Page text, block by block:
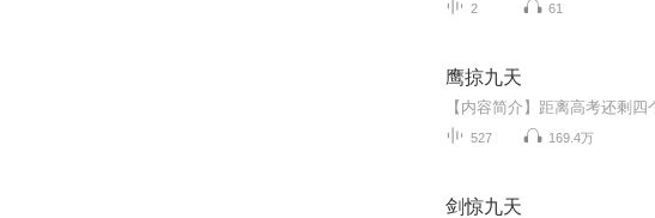
2 61
鹰掠九天
527 169.4万
剑惊九天